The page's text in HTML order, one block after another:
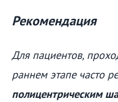
Рекомендация
Для пациентов,
раннем этапе часто
полицентрическим